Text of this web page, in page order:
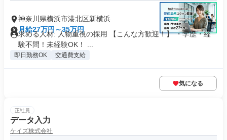
神奈川県横浜市港北区新横浜
月給27万円～35万円
求める人材: 人物重視の採用 【こんな方歓迎！】 ・学歴・経
験不問！未経験OK！ ...
即日勤務OK 交通費支給
気になる
正社員
データ入力
ケイズ株式会社